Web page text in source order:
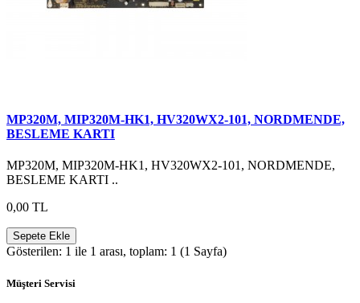
MP320M, MIP320M-HK1, HV320WX2-101, NORDMENDE,
BESLEME KARTI
MP320M, MIP320M-HK1, HV320WX2-101, NORDMENDE,
BESLEME KARTI ..
0,00 TL
Sepete Ekle
Gösterilen: 1 ile 1 arası, toplam: 1 (1 Sayfa)
Müşteri Servisi